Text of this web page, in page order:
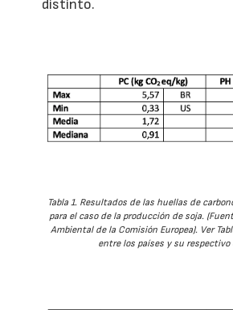
distinto.
Tabla 1. Resultados de las huellas de
para el caso de la producción de soja.
Ambiental de la Comisión Europea). Ver
entre los países y su respectivo